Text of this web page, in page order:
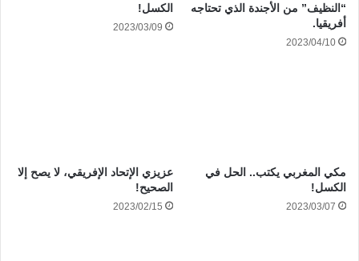
“النظيف” من الأجندة الذي تحتاجه
أفريقيا.
2023/04/10
الكسل!
2023/03/09
مكي المغربي يكتب.. الحل في
الكسل!
2023/03/07
عزيزي الإتحاد الإفريقي، لا يصح إلا
الصحيح!
2023/02/15